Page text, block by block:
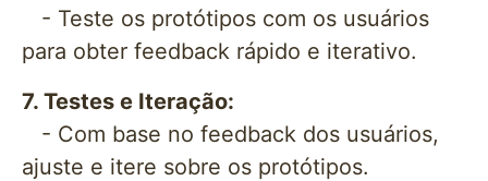
- Teste os protótipos com os usuários
para obter feedback rápido e iterativo.
7. Testes e Iteração:
- Com base no feedback dos usuários,
ajuste e itere sobre os protótipos.